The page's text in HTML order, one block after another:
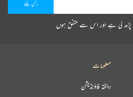
پڑھ لی ہے اور اس سے متفق ہوں
معلومات
ریختہ فاؤنڈیشن